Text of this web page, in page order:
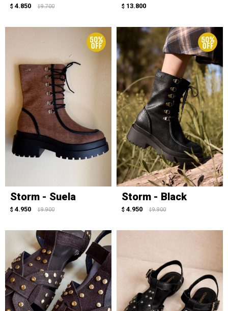
$ 4.850 $ 9.700 $ 13.800
Storm - Suela
$ 4.950 $ 9.900
Storm - Black
$ 4.950 $ 9.900